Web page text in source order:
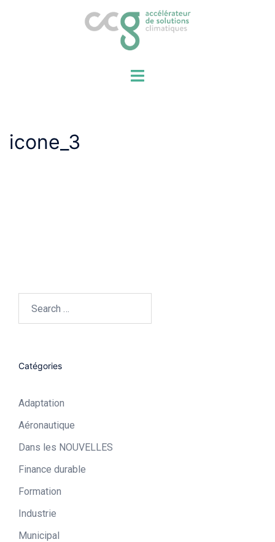
icone_3
Catégories
Adaptation
Aéronautique​
Dans les NOUVELLES
Finance durable
Formation
Industrie​
Municipal​